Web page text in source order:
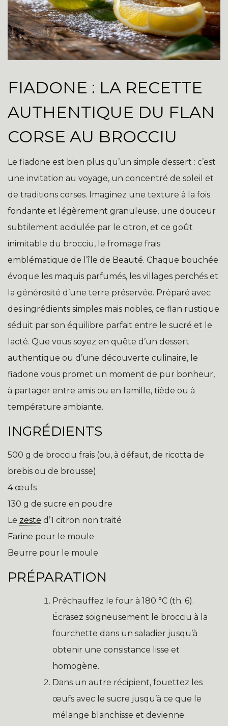
FIADONE : LA RECETTE
AUTHENTIQUE DU FLAN
CORSE AU BROCCIU
Le fiadone est bien plus qu’un simple dessert : c’est
une invitation au voyage, un concentré de soleil et
de traditions corses. Imaginez une texture à la fois
fondante et légèrement granuleuse, une douceur
subtilement acidulée par le citron, et ce goût
inimitable du brocciu, le fromage frais
emblématique de l’île de Beauté. Chaque bouchée
évoque les maquis parfumés, les villages perchés et
la générosité d’une terre préservée. Préparé avec
des ingrédients simples mais nobles, ce flan rustique
séduit par son équilibre parfait entre le sucré et le
lacté. Que vous soyez en quête d’un dessert
authentique ou d’une découverte culinaire, le
fiadone vous promet un moment de pur bonheur,
à partager entre amis ou en famille, tiède ou à
température ambiante.
INGRÉDIENTS
500 g de brocciu frais (ou, à défaut, de ricotta de
brebis ou de brousse)
4 œufs
130 g de sucre en poudre
Le zeste d’1 citron non traité
Farine pour le moule
Beurre pour le moule
PRÉPARATION
Préchauffez le four à 180 °C (th. 6).
Écrasez soigneusement le brocciu à la
fourchette dans un saladier jusqu’à
obtenir une consistance lisse et
homogène.
Dans un autre récipient, fouettez les
œufs avec le sucre jusqu’à ce que le
mélange blanchisse et devienne